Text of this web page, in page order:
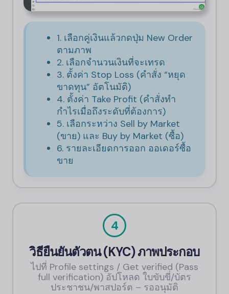
1. เลือกคู่เงินแล้วกดปุ่ม New Order
ตามภาพ
2. เลือกจำนวนเงินที่จะเทรด
3. ตั้งค่า Stop Loss (คำสั่ง “หยุด
ขาดทุน” อัตโนมัติ)
4. ตั้งค่า Take Profit (คำสั่งทำ
กำไรเมื่อถึงระดับที่ต้องการ)
5. เลือกระหว่าง Sell by Market
(ขาย) และ Buy by Market (ซื้อ)
6. รายละเอียดการออก ออเดอร์ซื้อ
ขาย
4
วิธียืนยันตัวตน (KYC) ภาพประกอบ
ไปที่ Profile settings / Get verified (Pass
full verification) อัปโหลด ใบขับขี่/บัตร
ประชาชน/พาสปอร์ต – รออนุมัติ